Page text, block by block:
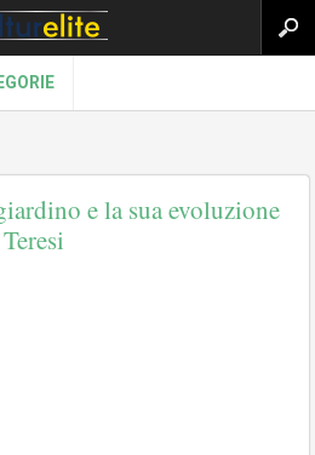
e la sua evoluzione